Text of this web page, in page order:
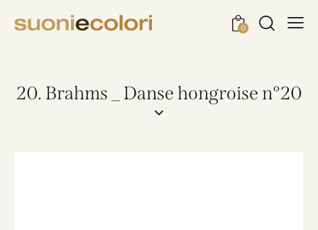
0
20. Brahms _ Danse hongroise n°20